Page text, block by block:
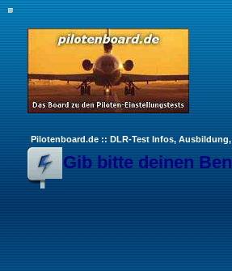
Pilotenboard.de :: DLR-Test Infos,
Gib bitte deinen